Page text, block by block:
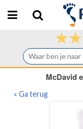
McDavid
« Ga terug